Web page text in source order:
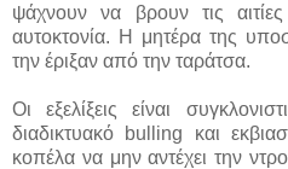
ψάχνουν να βρουν τις
αυτοκτονία. Η μητέρα της
την έριξαν από την ταράτσα.
Οι εξελίξεις είναι
διαδικτυακό bulling και
κοπέλα να μην αντέχει την